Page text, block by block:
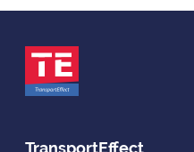
TransportEffect